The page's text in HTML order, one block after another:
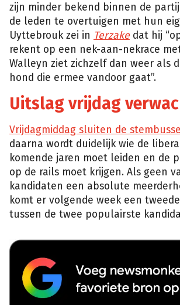
zijn minder bekend binnen de
de leden te overtuigen met hun
Uyttebrouk zei in Terzakedat hij
rekent op een nek-aan-nekrace
Walleyn ziet zichzelf dan weer als
hond die ermee vandoor gaat”.
Uitslag vrijdag
Vrijdagmiddag sluiten de
daarna wordt duidelijk wie de
komende jaren moet leiden en de
op de rails moet krijgen. Als geen
kandidaten een absolute
komt er volgende week een
tussen de twee populairste